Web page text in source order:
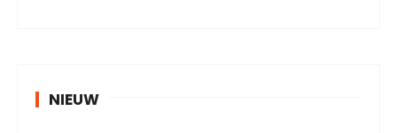
NIEUW